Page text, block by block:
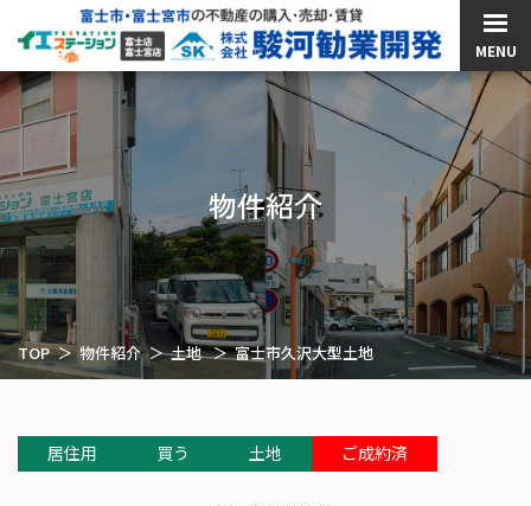
MENU
物件紹介
TOP 物件紹介 土地 富士市久沢大型土地
居住用 買う 土地 ご成約済